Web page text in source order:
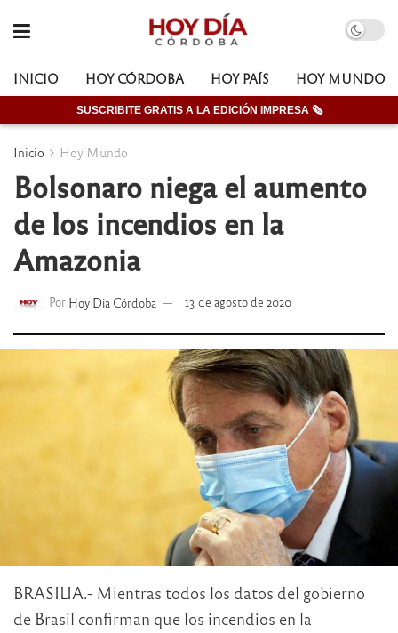
INICIO HOY CÓRDOBA HOY PAÍS HOY MUNDO
SUSCRIBITE GRATIS A LA EDICIÓN IMPRESA 🗞
Inicio Hoy Mundo
Bolsonaro niega el aumento
de los incendios en la
Amazonia
Por Hoy Dia Córdoba 13 de agosto de 2020
BRASILIA.- Mientras todos los datos del gobierno
de Brasil confirman que los incendios en la